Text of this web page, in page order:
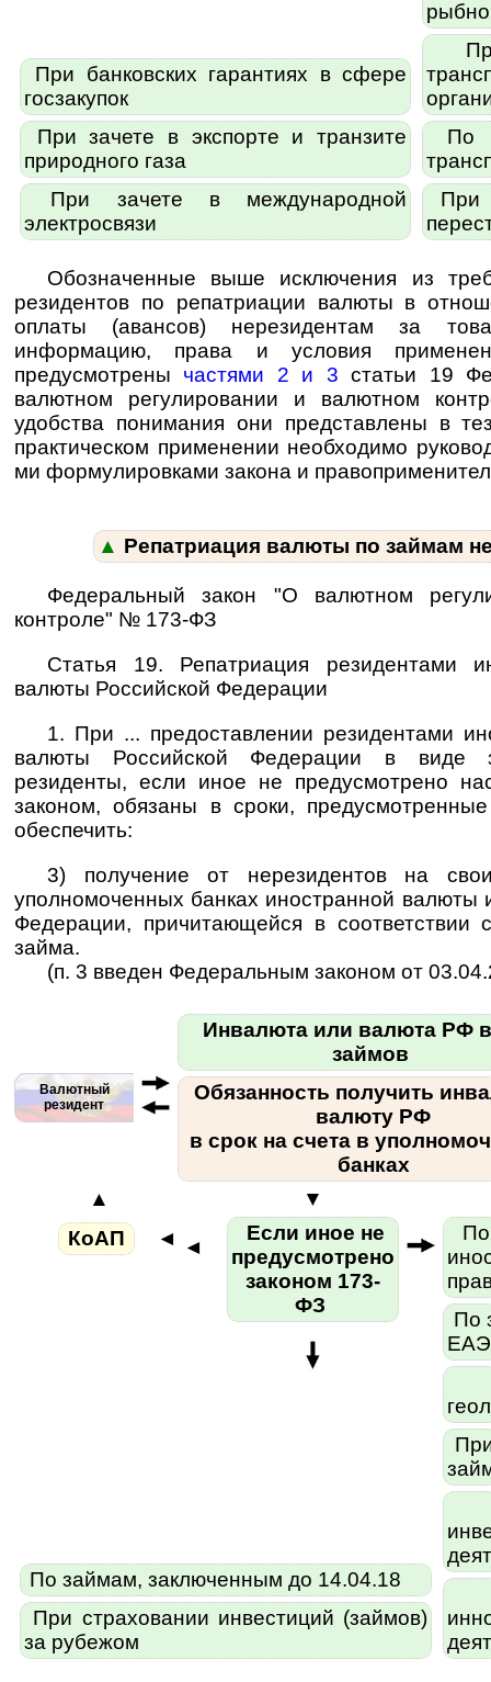
По
При
При банковских гарантиях в сфере
госзакупок
При зачете в экспорте и транзите
природного газа
При зачете в международной
электросвязи
Обозначенные выше исключения из
резидентов по репатриации валюты в
оплаты (авансов) нерезидентам за
информацию, права и условия
предусмотрены частями 2 и 3 статьи 19
валютном регулировании и валютном
удобства понимания они представлены в
практическом применении необходимо
ми фор­му­ли­ров­ка­ми закона и
▲ Репатриация валюты по займам
Федеральный закон "О валютном
контроле" № 173-ФЗ
Статья 19. Репатриация резидентами
валюты Российской Федерации
1. При ... предоставлении резидентами
валюты Российской Федерации в виде
резиденты, если иное не предусмотрено
законом, обязаны в сроки,
обеспечить:
3) получение от нерезидентов на
уполномоченных банках иностранной валюты
Федерации, причитающейся в соответствии
займа.
(п. 3 введен Федеральным законом от
Валютный
резидент
Инвалюта или валюта РФ
займов
Обязанность получить
валюту РФ
в срок на счета в
банках
▲
▼
КоАП
◄ ◄
Если иное не
предусмотрено
законом 173-
ФЗ
По
По
По займам, заключенным до 14.04.18
При страховании инвестиций (займов)
за рубежом